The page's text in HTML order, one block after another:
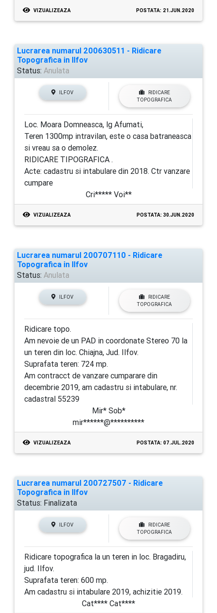
VIZUALIZEAZA POSTATA: 21.JUN.2020
Lucrarea numarul 200630511 - Ridicare
Topografica in Ilfov
Status: Anulata
ILFOV
RIDICARE
TOPOGRAFICA
Loc. Moara Domneasca, lg Afumati,
Teren 1300mp intravilan, este o casa batraneasca
si vreau sa o demolez.
RIDICARE TIPOGRAFICA .
Acte: cadastru si intabulare din 2018. Ctr vanzare
cumpare
Cri***** Voi**
VIZUALIZEAZA POSTATA: 30.JUN.2020
Lucrarea numarul 200707110 - Ridicare
Topografica in Ilfov
Status: Anulata
ILFOV
RIDICARE
TOPOGRAFICA
Ridicare topo.
Am nevoie de un PAD in coordonate Stereo 70 la
un teren din loc. Chiajna, Jud. Ilfov.
Suprafata teren: 724 mp.
Am contracct de vanzare cumparare din
decembrie 2019, am cadastru si intabulare, nr.
cadastral 55239
Mir* Sob*
mir******@**********
VIZUALIZEAZA POSTATA: 07.JUL.2020
Lucrarea numarul 200727507 - Ridicare
Topografica in Ilfov
Status: Finalizata
ILFOV
RIDICARE
TOPOGRAFICA
Ridicare topografica la un teren in loc. Bragadiru,
jud. Ilfov.
Suprafata teren: 600 mp.
Am cadastru si intabulare 2019, achizitie 2019.
Cat**** Cat****